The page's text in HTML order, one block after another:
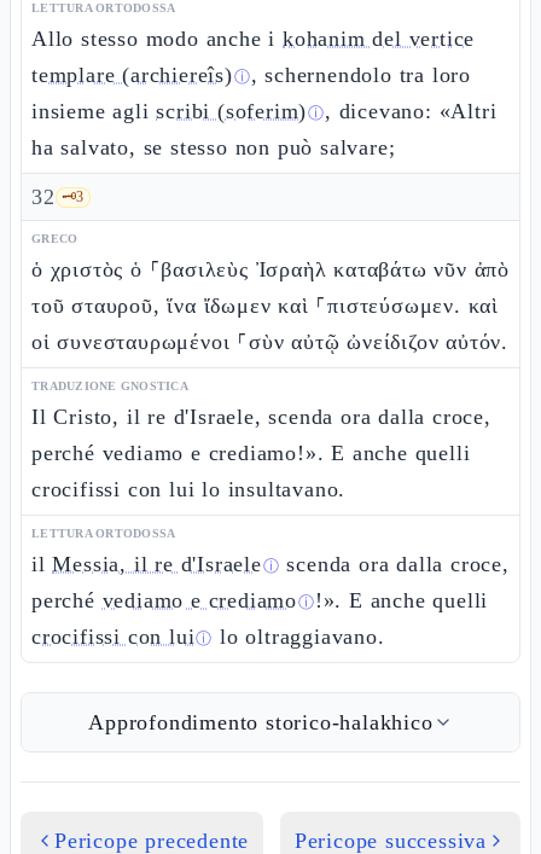
LETTURA ORTODOSSA
Allo stesso modo anche ikohanim del vertice
templare (archiereîs)ⓘ, schernendolo tra loro
insieme agliscribi (soferim)ⓘ, dicevano: «Altri
ha salvato, se stesso non può salvare;
32 🗝️3
GRECO
ὁ χριστὸς ὁ ⸀βασιλεὺς Ἰσραὴλ καταβάτω νῦν ἀπὸ
τοῦ σταυροῦ, ἵνα ἴδωμεν καὶ ⸀πιστεύσωμεν. καὶ
οἱ συνεσταυρωμένοι ⸀σὺν αὐτῷ ὠνείδιζον αὐτόν.
TRADUZIONE GNOSTICA
Il Cristo, il re d'Israele, scenda ora dalla croce,
perché vediamo e crediamo!». E anche quelli
crocifissi con lui lo insultavano.
LETTURA ORTODOSSA
ilMessia, il re d'Israeleⓘ scenda ora dalla croce,
perché vediamo e crediamoⓘ !». E anche quelli
crocifissi con luiⓘ lo oltraggiavano.
Approfondimento storico-halakhico
Pericope precedente Pericope successiva